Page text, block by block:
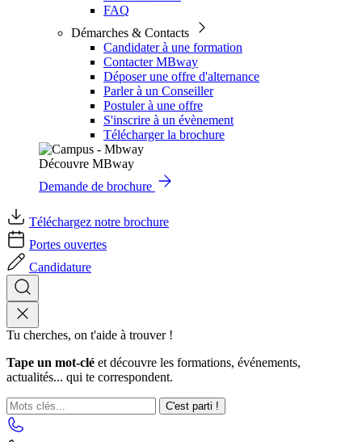
FAQ
Démarches & Contacts
Candidater à une formation
Contacter MBway
Déposer une offre d'alternance
Parler à un Conseiller
Postuler à une offre
S'inscrire à un évènement
Télécharger la brochure
Découvre MBway
Demande de brochure
Téléchargez notre brochure
Portes ouvertes
Candidature
Tu cherches, on t'aide à trouver !
Tape un mot-clé et découvre les formations, événements,
actualités... qui te correspondent.
C'est parti !